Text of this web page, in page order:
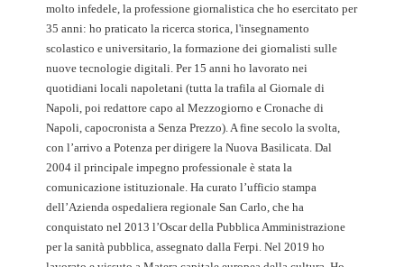
molto infedele, la professione giornalistica che ho esercitato per
35 anni: ho praticato la ricerca storica, l'insegnamento
scolastico e universitario, la formazione dei giornalisti sulle
nuove tecnologie digitali. Per 15 anni ho lavorato nei
quotidiani locali napoletani (tutta la trafila al Giornale di
Napoli, poi redattore capo al Mezzogiorno e Cronache di
Napoli, capocronista a Senza Prezzo). A fine secolo la svolta,
con l’arrivo a Potenza per dirigere la Nuova Basilicata. Dal
2004 il principale impegno professionale è stata la
comunicazione istituzionale. Ha curato l’ufficio stampa
dell’Azienda ospedaliera regionale San Carlo, che ha
conquistato nel 2013 l’Oscar della Pubblica Amministrazione
per la sanità pubblica, assegnato dalla Ferpi. Nel 2019 ho